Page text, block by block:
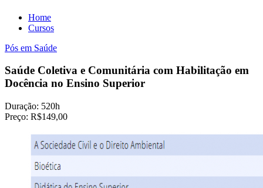
Home
Cursos
Pós em Saúde
Saúde Coletiva e Comunitária com Habilitação em
Docência no Ensino Superior
Duração: 520h
Preço: R$149,00